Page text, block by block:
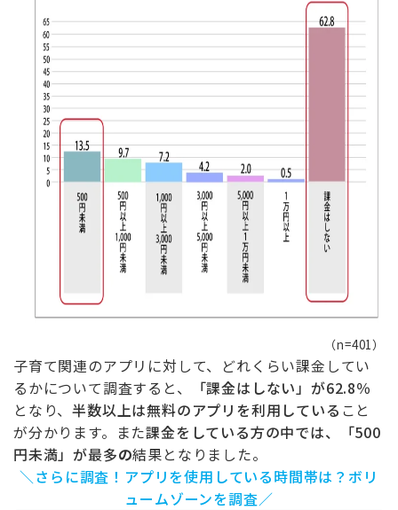
（n=401）
子育て関連のアプリに対して、どれくらい課金してい
るかについて調査すると、
「課金はしない」が62.8％
となり、半数以上は無料のアプリを利用している こと
が分かります。また課金をしている方の中では、「500
円未満」が最多の結果となりました。
＼さらに調査！アプリを使用している時間帯は？ボリ
ュームゾーンを調査／